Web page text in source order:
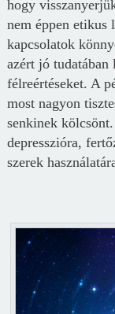
hogy
nem éppen etikus
kapcsolatok
azért jó
félreértéseket. A
most nagyon
senkinek
depresszióra,
szerek